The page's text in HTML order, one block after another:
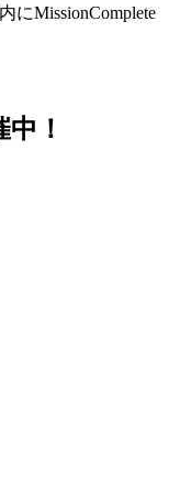
にMissionComplete
！